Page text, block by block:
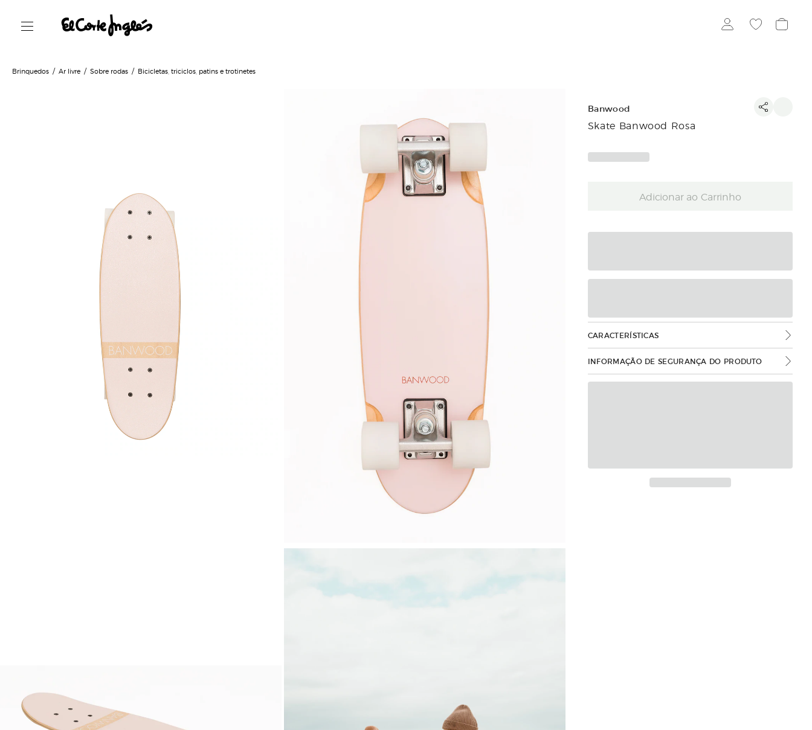
Brinquedos Ar livre Sobre rodas Bicicletas, triciclos, patins e trotinetes
Banwood
Skate Banwood Rosa
Adicionar ao Carrinho
CARACTERÍSTICAS
INFORMAÇÃO DE SEGURANÇA DO PRODUTO